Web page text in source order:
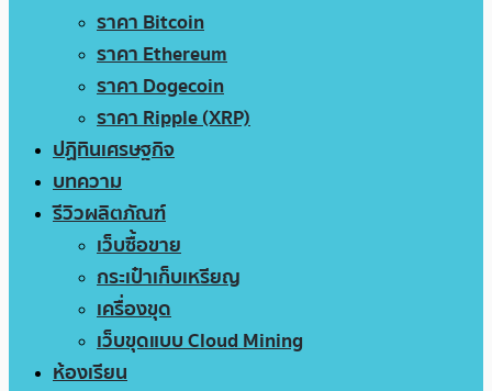
ราคา Bitcoin
ราคา Ethereum
ราคา Dogecoin
ราคา Ripple (XRP)
ปฏิทินเศรษฐกิจ
บทความ
รีวิวผลิตภัณฑ์
เว็บซื้อขาย
กระเป๋าเก็บเหรียญ
เครื่องขุด
เว็บขุดแบบ Cloud Mining
ห้องเรียน